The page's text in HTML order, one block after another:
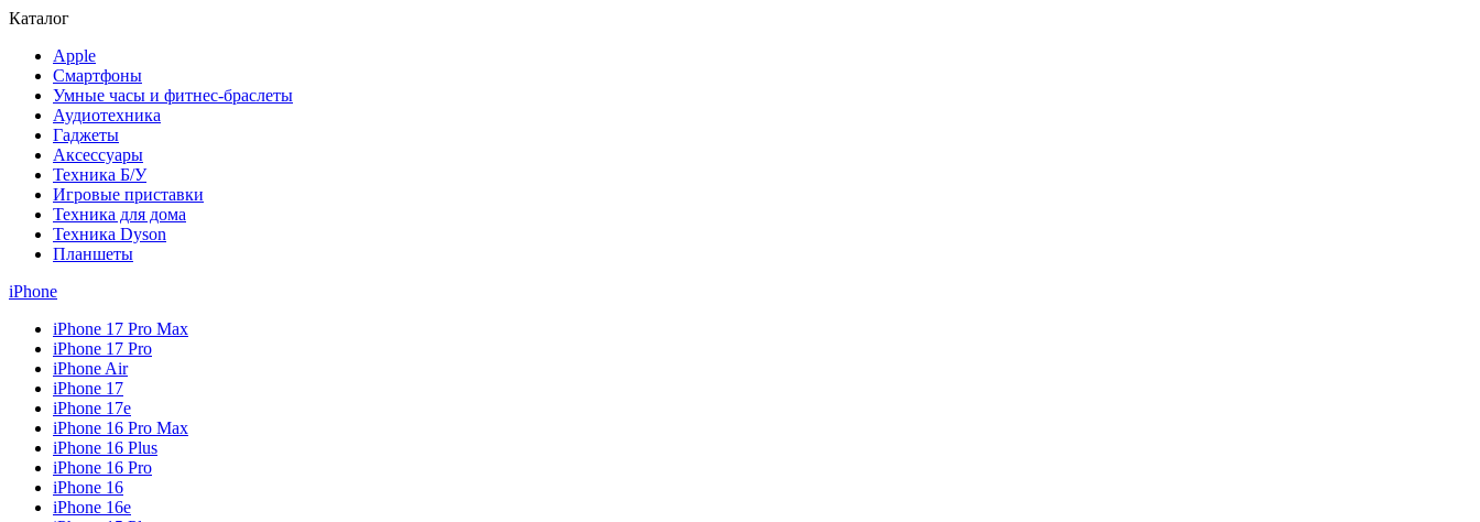
Каталог
Apple
Смартфоны
Умные часы и фитнес-браслеты
Аудиотехника
Гаджеты
Аксессуары
Техника Б/У
Игровые приставки
Техника для дома
Техника Dyson
Планшеты
iPhone
iPhone 17 Pro Max
iPhone 17 Pro
iPhone Air
iPhone 17
iPhone 17e
iPhone 16 Pro Max
iPhone 16 Plus
iPhone 16 Pro
iPhone 16
iPhone 16e